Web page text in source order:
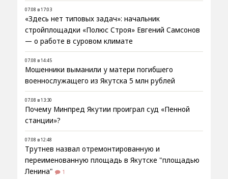
07.08 в 17:03
«Здесь нет типовых задач»: начальник
стройплощадки «Полюс Строя» Евгений Самсонов
— о работе в суровом климате
07.08 в 14:45
Мошенники выманили у матери погибшего
военнослужащего из Якутска 5 млн рублей
07.08 в 13:30
Почему Минпред Якутии проиграл суд «Пенной
станции»?
07.08 в 12:48
Трутнев назвал отремонтированную и
переименованную площадь в Якутске "площадью
Ленина"
1